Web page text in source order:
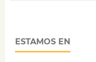
ESTAMOS EN